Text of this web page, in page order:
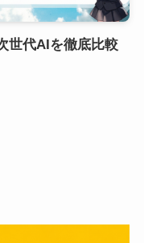
世代AIを徹底比較